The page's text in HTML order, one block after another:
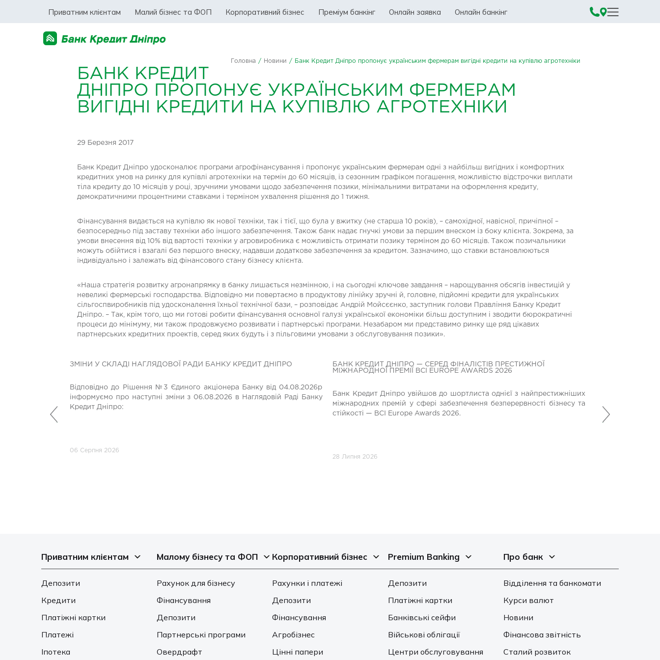
Приватним клієнтам Малий бізнес та ФОП Корпоративний бізнес Преміум банкінг Онлайн заявка Онлайн банкінг
Головна / Новини / Банк Кредит Дніпро пропонує українським фермерам вигідні кредити на купівлю агротехніки
БАНК КРЕДИТ
ДНІПРО ПРОПОНУЄ УКРАЇНСЬКИМ ФЕРМЕРАМ
ВИГІДНІ КРЕДИТИ НА КУПІВЛЮ АГРОТЕХНІКИ
29 Березня 2017
Банк Кредит Дніпро удосконалює програми агрофінансування і пропонує українським фермерам одні з найбільш вигідних і комфортних
кредитних умов на ринку для купівлі агротехніки на термін до 60 місяців, із сезонним графіком погашення, можливістю відстрочки виплати
тіла кредиту до 10 місяців у році, зручними умовами щодо забезпечення позики, мінімальними витратами на оформлення кредиту,
демократичними процентними ставками і терміном ухвалення рішення до 1 тижня.
Фінансування видається на купівлю як нової техніки, так і тієї, що була у вжитку (не старша 10 років), – самохідної, навісної, причіпної –
безпосередньо під заставу техніки або іншого забезпечення. Також банк надає гнучкі умови за першим внеском із боку клієнта. Зокрема, за
умови внесення від 10% від вартості техніки у агровиробника є можливість отримати позику терміном до 60 місяців. Також позичальники
можуть обійтися і взагалі без першого внеску, надавши додаткове забезпечення за кредитом. Зазначимо, що ставки встановлюються
індивідуально і залежать від фінансового стану бізнесу клієнта.
«Наша стратегія розвитку агронапрямку в банку лишається незмінною, і на сьогодні ключове завдання – нарощування обсягів інвестицій у
невеликі фермерські господарства. Відповідно ми повертаємо в продуктову лінійку зручні й, головне, підйомні кредити для українських
сільгоспвиробників під удосконалення їхньої технічної бази, – розповідає Андрій Мойсєєнко, заступник голови Правління Банку Кредит
Дніпро. – Так, крім того, що ми готові робити фінансування основної галузі української економіки більш доступним і зводити бюрократичні
процеси до мінімуму, ми також продовжуємо розвивати і партнерські програми. Незабаром ми представимо ринку ще ряд цікавих
партнерських кредитних проектів, серед яких будуть і з пільговими умовами з обслуговування позики».
ЗМІНИ У СКЛАДІ НАГЛЯДОВОЇ РАДИ БАНКУ КРЕДИТ ДНІПРО
Відповідно до Рішення №3 Єдиного акціонера Банку від 04.08.2026р
інформуємо про наступні зміни з 06.08.2026 в Наглядовій Раді Банку
Кредит Дніпро:
06 Серпня 2026
БАНК КРЕДИТ ДНІПРО — СЕРЕД ФІНАЛІСТІВ ПРЕСТИЖНОЇ
МІЖНАРОДНОЇ ПРЕМІЇ BCI EUROPE AWARDS 2026
Банк Кредит Дніпро увійшов до шортлиста однієї з найпрестижніших
міжнародних премій у сфері забезпечення безперервності бізнесу та
стійкості — BCI Europe Awards 2026.
28 Липня 2026
допомагають
місію у
Попередній Наступний
Приватним клієнтам
Депозити
Кредити
Платіжні картки
Платежі
Іпотека
Малому бізнесу та ФОП
Рахунок для бізнесу
Фінансування
Депозити
Партнерські програми
Овердрафт
Корпоративний бізнес
Рахунки і платежі
Депозити
Фінансування
Агробізнес
Цінні папери
Premium Banking
Депозити
Платіжні картки
Банківські сейфи
Військові облігації
Центри обслуговування
Про банк
Відділення та банкомати
Курси валют
Новини
Фінансова звітність
Сталий розвиток